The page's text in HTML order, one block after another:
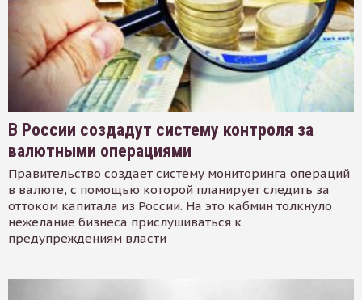
В России создадут систему контроля за
валютными операциями
Правительство создает систему мониторинга операций
в валюте, с помощью которой планирует следить за
оттоком капитала из России. На это кабмин толкнуло
нежелание бизнеса прислушиваться к
предупреждениям власти